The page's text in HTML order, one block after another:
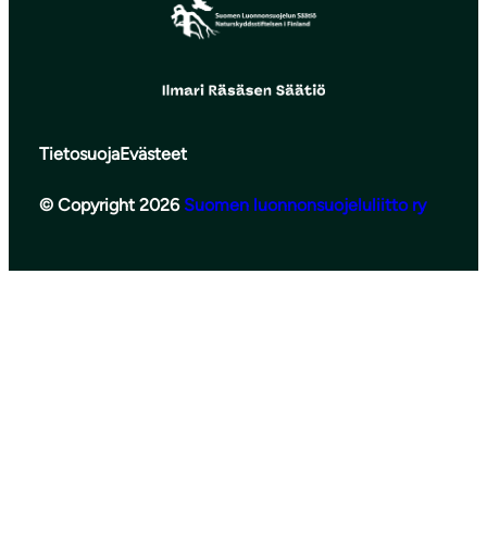
TietosuojaEvästeet
© Copyright 2026 Suomen luonnonsuojeluliitto ry